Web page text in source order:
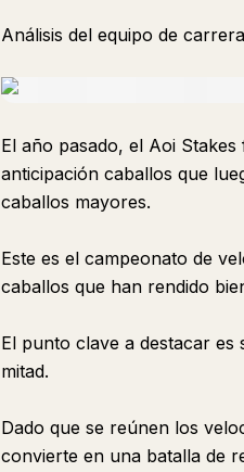
Análisis del equipo de
El año pasado, el Aoi
anticipación caballos que
caballos mayores.
Este es el campeonato de
caballos que han rendido
El punto clave a destacar
mitad.
Dado que se reúnen los
convierte en una batalla de